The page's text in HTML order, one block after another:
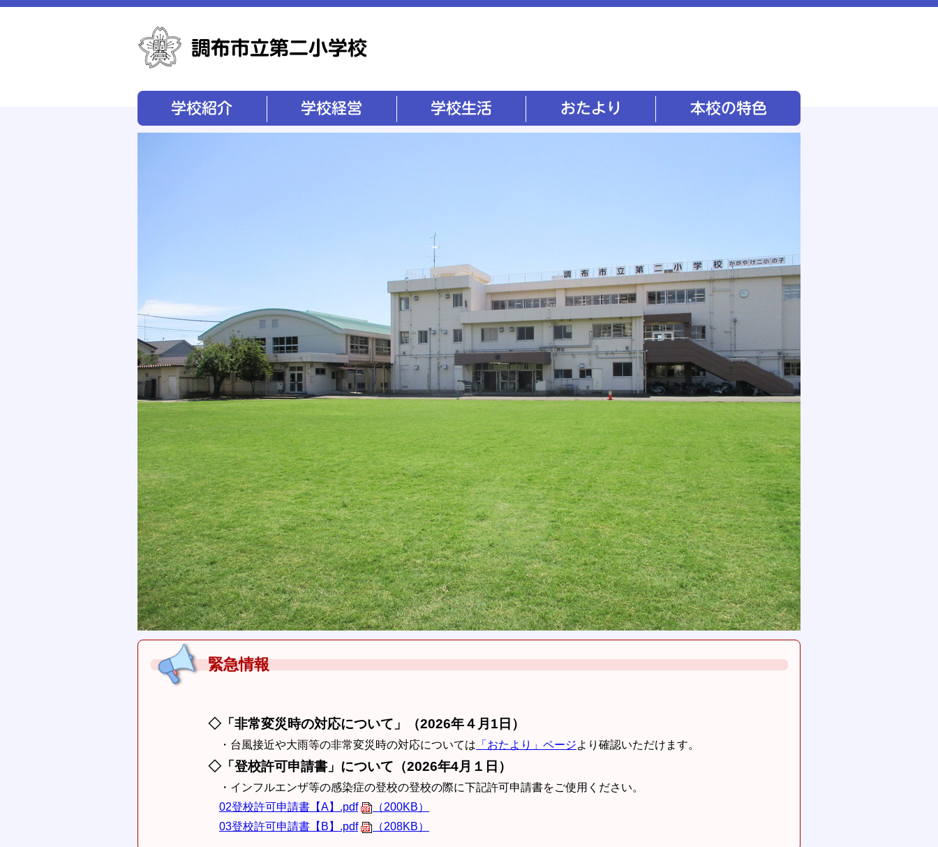
学校紹介 学校経営 学校生活 おたより 本校の特色
緊急情報
◇「非常変災時の対応について」（2026年４月1日）
・台風接近や大雨等の非常変災時の対応については 「おたより」ページより確認いただけます。
◇「登校許可申請書」について（2026年4月１日）
・インフルエンザ等の感染症の登校の登校の際に下記許可申請書をご使用ください。
02登校許可申請書【A】.pdf
（200KB）
03登校許可申請書【B】.pdf
（208KB）